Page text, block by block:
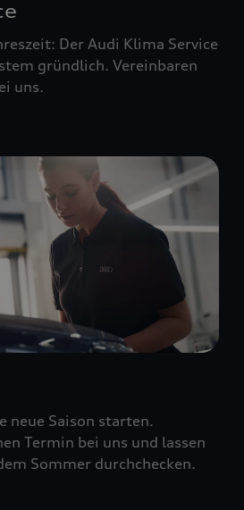
Der Audi Klima Service
gründlich. Vereinbaren
uns.
neue Saison starten.
Termin bei uns und lassen
Sommer durchchecken.